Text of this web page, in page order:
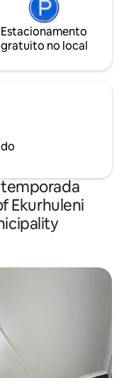
Estacionamento
gratuito no local
Ekurhuleni